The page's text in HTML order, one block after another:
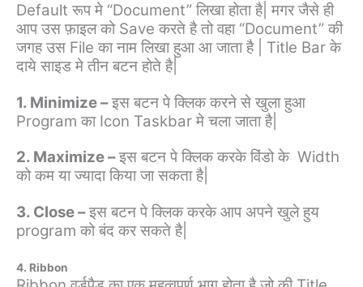
Default रूप मे “Document” लिखा होता है| मगर जैसे ही
आप उस फ़ाइल को Save करते है तो वहा “Document” की
जगह उस File का नाम लिखा हुआ आ जाता है | Title Bar के
दाये साइड मे तीन बटन होते है|
1. Minimize –इस बटन पे क्लिक करने से खुला हुआ
Program का Icon Taskbar मे चला जाता है|
2. Maximize –इस बटन पे क्लिक करके विंडो के Width
को कम या ज्यादा किया जा सकता है|
3. Close –इस बटन पे क्लिक करके आप अपने खुले हुय
program को बंद कर सकते है|
4. Ribbon